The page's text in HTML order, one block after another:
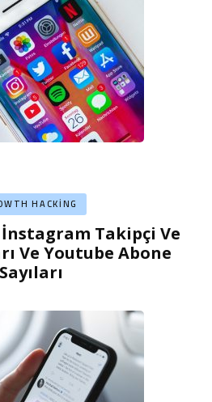
HACKING
İnstagram Takipçi Ve
Ve Youtube Abone
Sayıları